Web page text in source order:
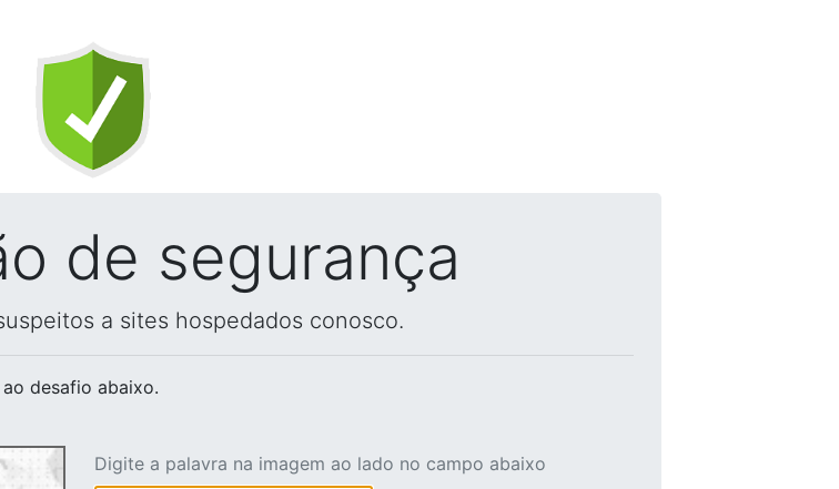
de segurança
a sites hospedados conosco.
desafio abaixo.
Digite a palavra na imagem ao lado no campo abaixo